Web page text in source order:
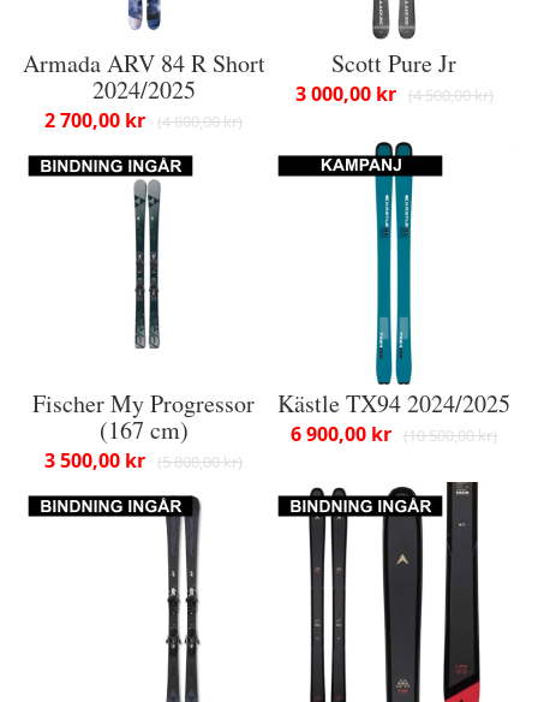
Armada ARV 84 R Short
2024/2025
4 800,00 kr
2 700,00 kr
Scott Pure Jr
4 500,00 kr
3 000,00 kr
Fischer My Progressor
(167 cm)
5 800,00 kr
3 500,00 kr
Kästle TX94 2024/2025
10 500,00 kr
6 900,00 kr